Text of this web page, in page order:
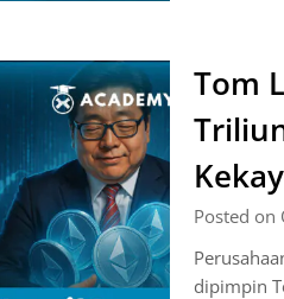
Tom
Posted on
dipimpin